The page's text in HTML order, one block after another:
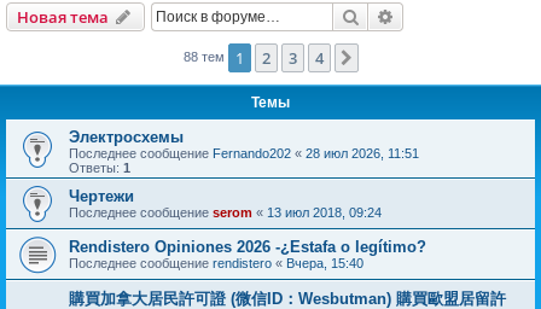
Новая тема Поиск
88 тем 1 2 3 4
Темы
Электросхемы
Последнее сообщение Fernando202 « 28 июл 2026, 11:51
Ответы: 1
Чертежи
Последнее сообщение serom « 13 июл 2018, 09:24
Rendistero Opiniones 2026 -¿Estafa o legítimo?
Последнее сообщение rendistero « Вчера, 15:40
購買加拿大居民許可證 (微信ID：Wesbutman) 購買歐盟居留許